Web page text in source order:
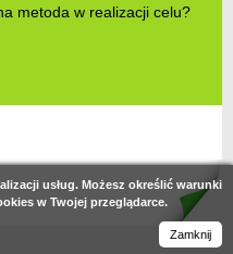
metoda w realizacji celu?
usług. Możesz określić warunki
w Twojej przeglądarce.
Zamknij